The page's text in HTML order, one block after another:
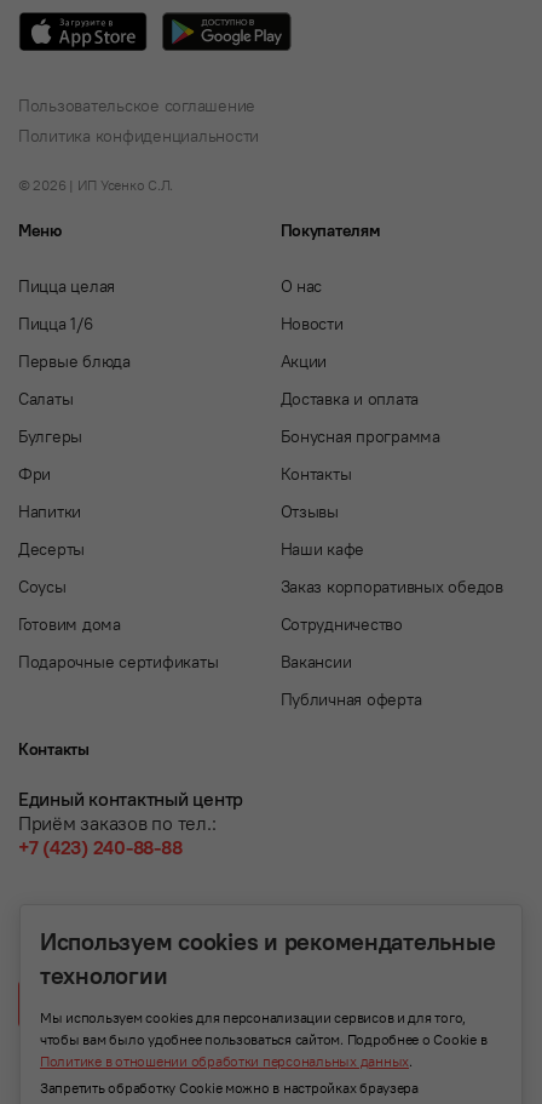
Пользовательское соглашение
Политика конфиденциальности
© 2026 | ИП Усенко С.Л.
Меню
Пицца целая
Пицца 1/6
Первые блюда
Салаты
Булгеры
Фри
Напитки
Десерты
Соусы
Готовим дома
Подарочные сертификаты
Покупателям
О нас
Новости
Акции
Доставка и оплата
Бонусная программа
Контакты
Отзывы
Наши кафе
Заказ корпоративных обедов
Сотрудничество
Вакансии
Публичная оферта
Контакты
Единый контактный центр
Приём заказов по тел.:
+7 (423) 240-88-88
Используем cookies и рекомендательные
технологии
Мы используем cookies для персонализации сервисов и для того,
чтобы вам было удобнее пользоваться сайтом. Подробнее о Cookie в
Политике в отношении обработки персональных данных.
Запретить обработку Cookie можно в настройках браузера